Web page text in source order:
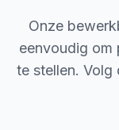
Onze
eenvoudig om
te stellen. Volg